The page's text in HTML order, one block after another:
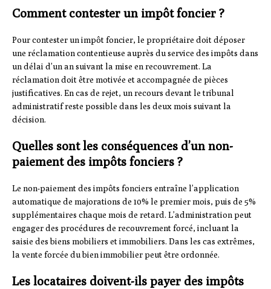
Comment contester un impôt foncier ?
Pour contester un impôt foncier, le propriétaire doit déposer
une réclamation contentieuse auprès du service des impôts dans
un délai d’un an suivant la mise en recouvrement. La
réclamation doit être motivée et accompagnée de pièces
justificatives. En cas de rejet, un recours devant le tribunal
administratif reste possible dans les deux mois suivant la
décision.
Quelles sont les conséquences d’un non-
paiement des impôts fonciers ?
Le non-paiement des impôts fonciers entraîne l’application
automatique de majorations de 10% le premier mois, puis de 5%
supplémentaires chaque mois de retard. L’administration peut
engager des procédures de recouvrement forcé, incluant la
saisie des biens mobiliers et immobiliers. Dans les cas extrêmes,
la vente forcée du bien immobilier peut être ordonnée.
Les locataires doivent-ils payer des impôts